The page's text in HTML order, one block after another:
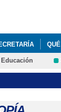
Educación